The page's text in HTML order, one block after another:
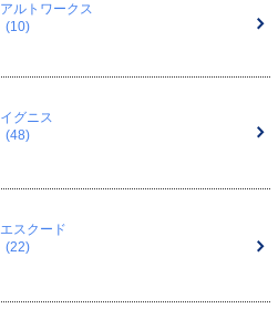
アルトワークス
(10)
イグニス
(48)
エスクード
(22)